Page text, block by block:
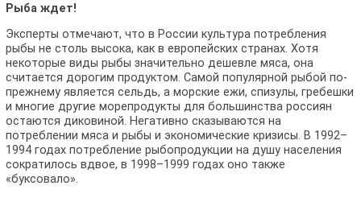
Рыба ждет!
Эксперты отмечают, что в России культура потребления
рыбы не столь высока, как в европейских странах. Хотя
некоторые виды рыбы значительно дешевле мяса, она
считается дорогим продуктом. Самой популярной рыбой по-
прежнему является сельдь, а морские ежи, спизулы, гребешки
и многие другие морепродукты для большинства россиян
остаются диковиной. Негативно сказываются на
потреблении мяса и рыбы и экономические кризисы. В 1992–
1994 годах потребление рыбопродукции на душу населения
сократилось вдвое, в 1998–1999 годах оно также
«буксовало».